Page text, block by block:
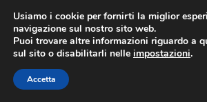
CONSEGNA da 7
Lun-Ven 9:00 - 16:00/
Vai
alla
navigazione
Vai
al
contenuto
Usiamo i cookie per fornirti la miglior
navigazione sul nostro sito web.
Puoi trovare altre informazioni riguardo a
sul sito o disabilitarli nelle impostazioni.
Accetta